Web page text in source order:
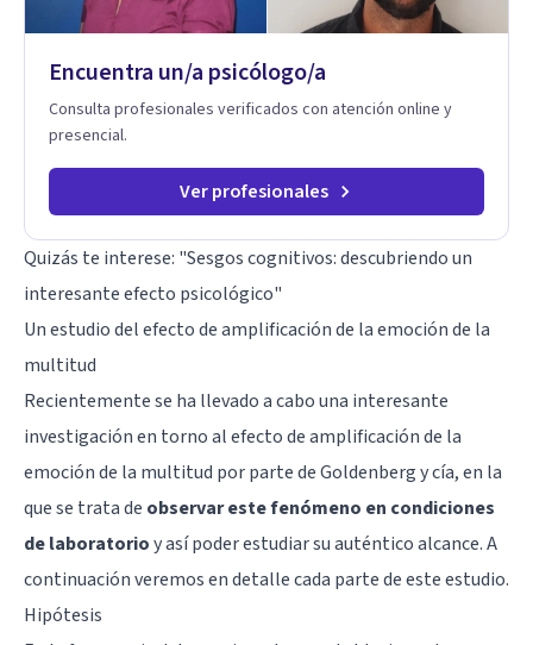
Encuentra un/a psicólogo/a
Consulta profesionales verificados con atención online y
presencial.
Ver profesionales
Quizás te interese: "Sesgos cognitivos: descubriendo un
interesante efecto psicológico"
Un estudio del efecto de amplificación de la emoción de la
multitud
Recientemente se ha llevado a cabo una interesante
investigación en torno al efecto de amplificación de la
emoción de la multitud por parte de Goldenberg y cía, en la
que se trata de observar este fenómeno en condiciones
de laboratorioy así poder estudiar su auténtico alcance. A
continuación veremos en detalle cada parte de este estudio.
Hipótesis